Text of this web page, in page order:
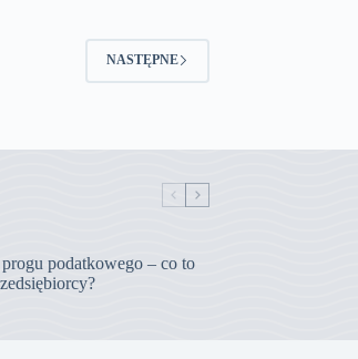
NASTĘPNE
podatkowego – co to